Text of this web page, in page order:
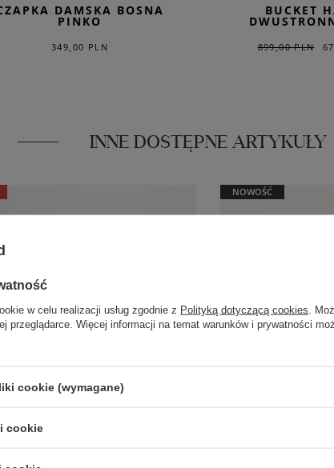
DAMSKA BOSNA
PINKO
349,00 PLN
BUCKET
899,00 PLN
INNE DOSTĘPNE ARTYKUŁY
NOWOŚĆ
w celu realizacji usług zgodnie z Polityką dotyczącą cookies .
przeglądarce. Więcej informacji na temat warunków i prywatności
cookie (wymagane)
cookie